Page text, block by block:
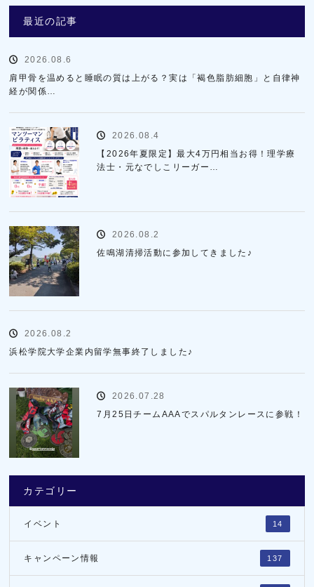
最近の記事
2026.08.6
肩甲骨を温めると睡眠の質は上がる？実は「褐色脂肪細胞」と自律神
経が関係…
2026.08.4
【2026年夏限定】最大4万円相当お得！理学療
法士・元なでしこリーガー…
2026.08.2
佐鳴湖清掃活動に参加してきました♪
2026.08.2
浜松学院大学企業内留学無事終了しました♪
2026.07.28
7月25日チームAAAでスパルタンレースに参戦！
カテゴリー
イベント 14
キャンペーン情報 137